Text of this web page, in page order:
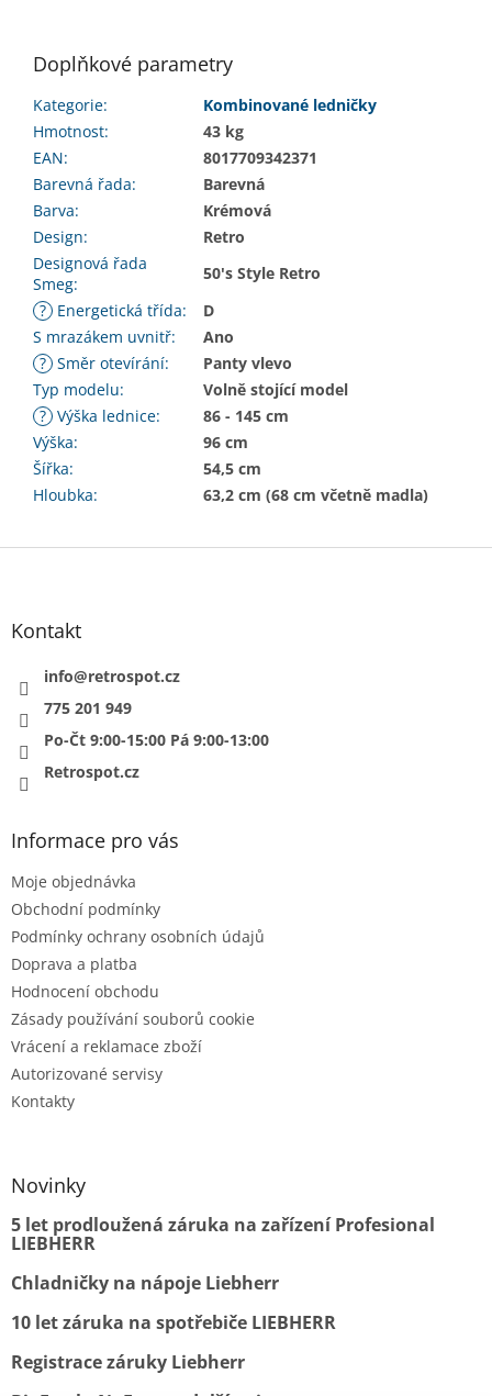
Doplňkové parametry
Kategorie:
Kombinované ledničky
Hmotnost:
43 kg
EAN:
8017709342371
Barevná řada:
Barevná
Barva:
Krémová
Design:
Retro
Designová řada
Smeg:
50's Style Retro
? Energetická třída:
D
S mrazákem uvnitř:
Ano
? Směr otevírání:
Panty vlevo
Typ modelu:
Volně stojící model
? Výška lednice:
86 - 145 cm
Výška:
96 cm
Šířka:
54,5 cm
Hloubka: 63,2 cm (68 cm včetně madla)
Z
Kontakt
info@retrospot.cz
775 201 949
Po-Čt 9:00-15:00 Pá 9:00-13:00
Retrospot.cz
Informace pro vás
Moje objednávka
Obchodní podmínky
Podmínky ochrany osobních údajů
Doprava a platba
Hodnocení obchodu
Zásady používání souborů cookie
Vrácení a reklamace zboží
Autorizované servisy
Kontakty
Novinky
5 let prodloužená záruka na zařízení Profesional
LIEBHERR
Chladničky na nápoje Liebherr
10 let záruka na spotřebiče LIEBHERR
Registrace záruky Liebherr